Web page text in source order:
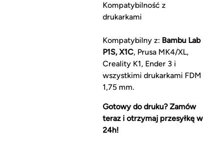
Kompatybilność z
drukarkami
Kompatybilny z: Bambu Lab
P1S, X1C, Prusa MK4/XL,
Creality K1, Ender 3 i
wszystkimi drukarkami FDM
1,75 mm.
Gotowy do druku? Zamów
teraz i otrzymaj przesyłkę w
24h!